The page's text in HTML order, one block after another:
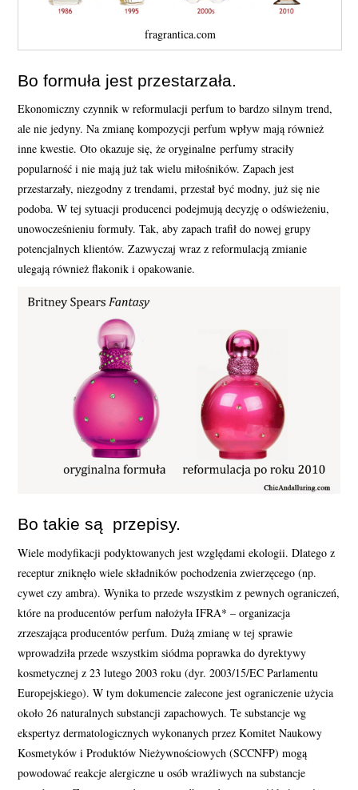
fragrantica.com
Bo formuła jest przestarzała.
Ekonomiczny czynnik w reformulacji perfum to bardzo silnym trend,
ale nie jedyny. Na zmianę kompozycji perfum wpływ mają również
inne kwestie. Oto okazuje się, że oryginalne perfumy straciły
popularność i nie mają już tak wielu miłośników. Zapach jest
przestarzały, niezgodny z trendami, przestał być modny, już się nie
podoba. W tej sytuacji producenci podejmują decyzję o odświeżeniu,
unowocześnieniu formuły. Tak, aby zapach trafił do nowej grupy
potencjalnych klientów. Zazwyczaj wraz z reformulacją zmianie
ulegają również flakonik i opakowanie.
Bo takie są przepisy.
Wiele modyfikacji podyktowanych jest względami ekologii. Dlatego z
receptur zniknęło wiele składników pochodzenia zwierzęcego (np.
cywet czy ambra). Wynika to przede wszystkim z pewnych ograniczeń,
które na producentów perfum nałożyła IFRA* – organizacja
zrzeszająca producentów perfum. Dużą zmianę w tej sprawie
wprowadziła przede wszystkim siódma poprawka do dyrektywy
kosmetycznej z 23 lutego 2003 roku (dyr. 2003/15/EC Parlamentu
Europejskiego). W tym dokumencie zalecone jest ograniczenie użycia
około 26 naturalnych substancji zapachowych. Te substancje wg
ekspertyz dermatologicznych wykonanych przez Komitet Naukowy
Kosmetyków i Produktów Nieżywnościowych (SCCNFP) mogą
powodować reakcje alergiczne u osób wrażliwych na substancje